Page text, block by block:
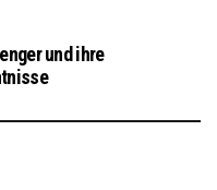
und ihre